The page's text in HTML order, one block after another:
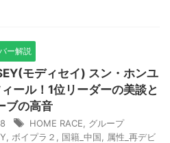
ー解説
モディセイ) スン・ホンユ
ール！1位リーダーの美談と
ブの高音
HOME RACE
グループ
ボイプラ２ 国籍_中国
属性_再デビ